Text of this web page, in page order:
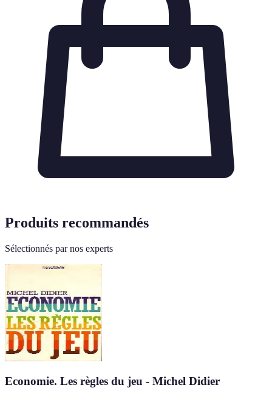
Produits recommandés
Sélectionnés par nos experts
Economie. Les règles du jeu - Michel Didier